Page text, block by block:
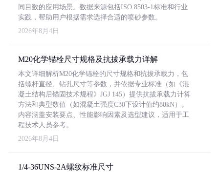
同目数的应用场景。数据来源包括ISO 8503-1标准和行业
实践，帮助用户根据需求选择合适的喷砂参数。
2026年8月4日
M20化学锚栓尺寸规格及抗拔承载力详解
本文详细解析M20化学锚栓的尺寸规格和抗拔承载力，包
括螺杆直径、钻孔尺寸等参数，并依据专业标准（如《混
凝土结构后锚固技术规程》JGJ 145）提供抗拔承载力计算
方法和典型数值（如混凝土强度C30下设计值约80kN）。
内容涵盖安装要点、性能影响因素及选型建议，适用于工
程技术人员参考。
2026年8月4日
1/4-36UNS-2A螺纹标准尺寸